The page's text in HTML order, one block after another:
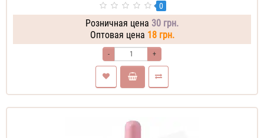
0
Розничная цена 30 грн.
Оптовая цена 18 грн.
- +